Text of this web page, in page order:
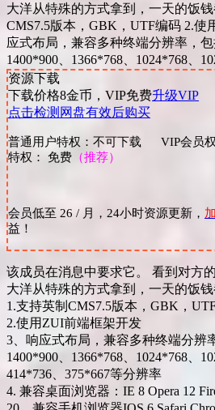
大洋从特殊的方式拿到，一天的饭
CMS7.5版本，GBK，UTF编码 2.使
应式布局，兼容多种终端分辨率，包
1400*900、1366*768、1024*768、
资源下载
下载价格8金币，VIP免费升级VIP
点击检测网盘有效后购买
普通用户特权：不可下载 VIP会员
特权： 免费 （推荐）
会员低至 26 / 月，24小时资源更新，
益！
该成员在消息中要求它。 看到对方
大洋从特殊的方式拿到，一天的饭钱
1.支持英制CMS7.5版本，GBK，
2.使用ZUI前端框架开发
3、响应式布局，兼容多种终端分辨
1400*900、1366*768、1024*768、
414*736、375*667等分辨率
4. 兼容桌面浏览器：IE 8 Opera 12